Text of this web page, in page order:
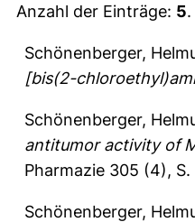
Anzahl der Einträge: 5.
Schönenberger,
[bis(2-
Schönenberger,
antitumor activity of
Pharmazie 305 (4),
Schönenberger,